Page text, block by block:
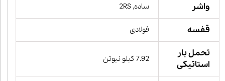
واشر ساده, 2RS
قفسه فولادی
تحمل بار
استاتیکی
7.92 کیلو نیوتن